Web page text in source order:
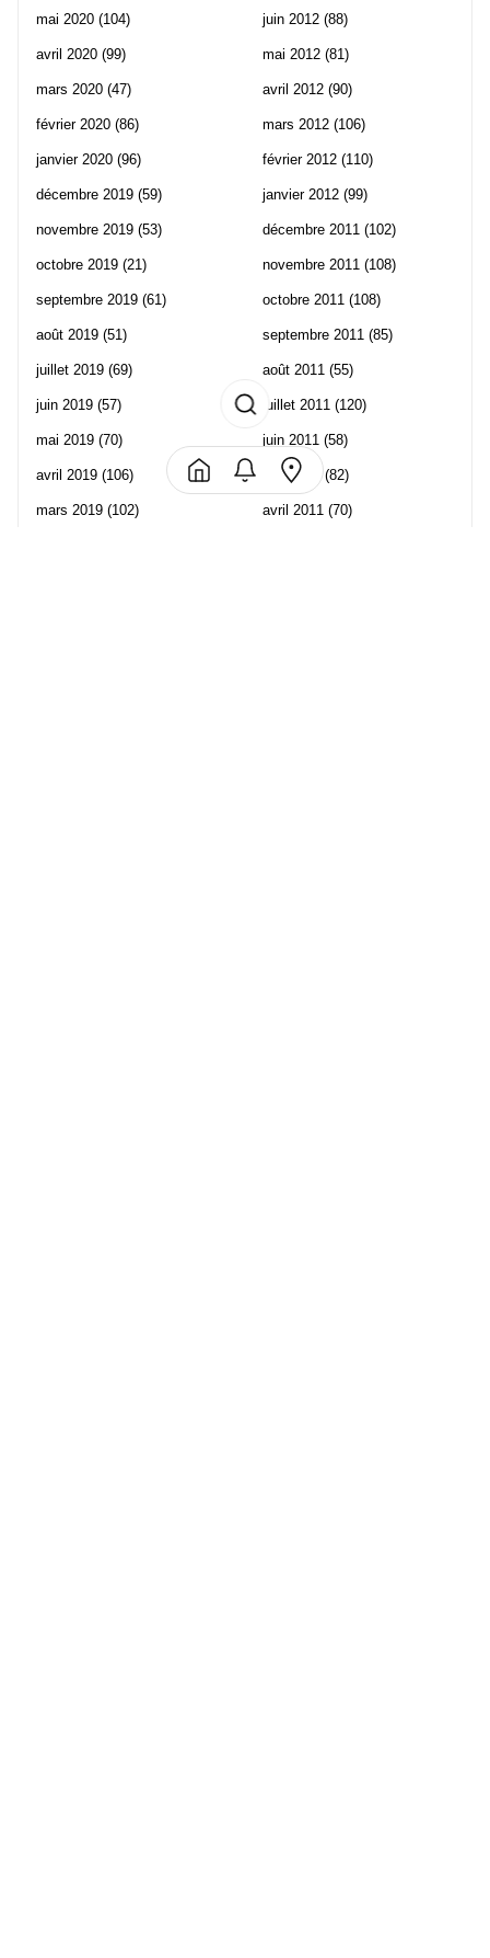
mai 2020 (104)
avril 2020 (99)
mars 2020 (47)
février 2020 (86)
janvier 2020 (96)
décembre 2019 (59)
novembre 2019 (53)
octobre 2019 (21)
septembre 2019 (61)
août 2019 (51)
juillet 2019 (69)
juin 2019 (57)
mai 2019 (70)
avril 2019 (106)
mars 2019 (102)
juin 2012 (88)
mai 2012 (81)
avril 2012 (90)
mars 2012 (106)
février 2012 (110)
janvier 2012 (99)
décembre 2011 (102)
novembre 2011 (108)
octobre 2011 (108)
septembre 2011 (85)
août 2011 (55)
juillet 2011 (120)
juin 2011 (58)
mai 2011 (82)
avril 2011 (70)